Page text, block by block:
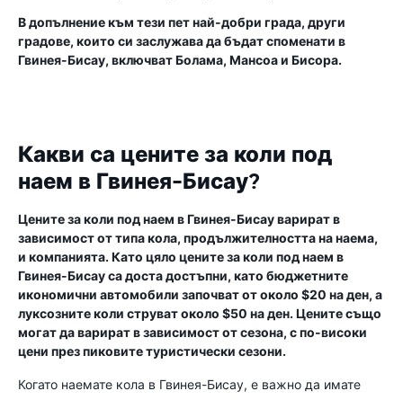
В допълнение към тези пет най-добри града, други
градове, които си заслужава да бъдат споменати в
Гвинея-Бисау, включват Болама, Мансоа и Бисора.
Какви са цените за коли под
наем в Гвинея-Бисау?
Цените за коли под наем в Гвинея-Бисау варират в
зависимост от типа кола, продължителността на наема,
и компанията. Като цяло цените за коли под наем в
Гвинея-Бисау са доста достъпни, като бюджетните
икономични автомобили започват от около $20 на ден, а
луксозните коли струват около $50 на ден. Цените също
могат да варират в зависимост от сезона, с по-високи
цени през пиковите туристически сезони.
Когато наемате кола в Гвинея-Бисау, е важно да имате